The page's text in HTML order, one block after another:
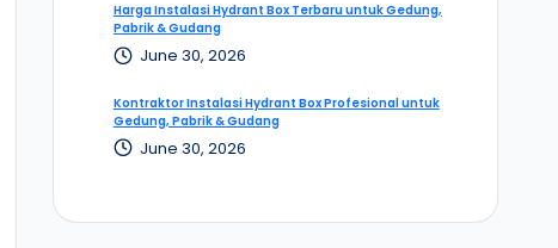
Harga Instalasi Hydrant Box Terbaru untuk Gedung,
Pabrik & Gudang
June 30, 2026
Kontraktor Instalasi Hydrant Box Profesional untuk
Gedung, Pabrik & Gudang
June 30, 2026